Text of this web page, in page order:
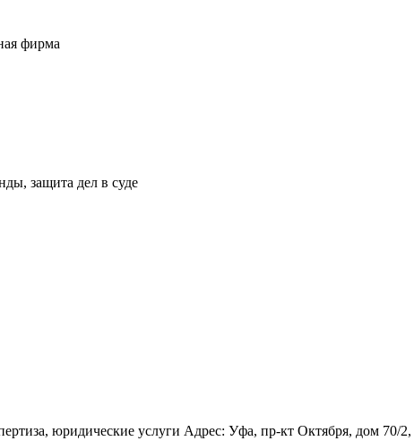
фирма
защита дел в суде
юридические услуги Адрес: Уфа, пр-кт Октября, дом